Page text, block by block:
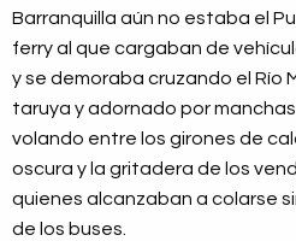
Barranquilla aún no estaba el
ferry al que cargaban de
y se demoraba cruzando el Río
taruya y adornado por
volando entre los girones de
oscura y la gritadera de los
quienes alcanzaban a colarse
de los buses.